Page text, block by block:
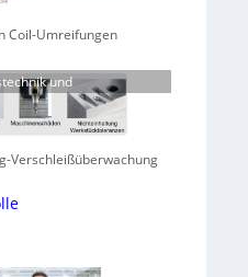
Coil-Umreifungen
und
Verschleißüberwachung